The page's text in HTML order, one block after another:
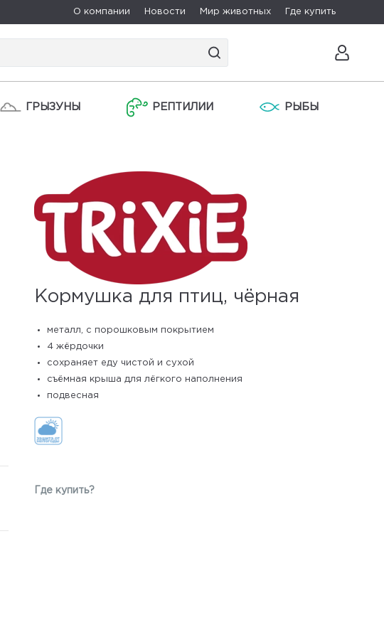
О компании Новости Мир животных Где купить
ГРЫЗУНЫ РЕПТИЛИИ РЫБЫ
Кормушка для птиц, чёрная
металл, с порошковым покрытием
4 жёрдочки
сохраняет еду чистой и сухой
съёмная крыша для лёгкого наполнения
подвесная
Где купить?